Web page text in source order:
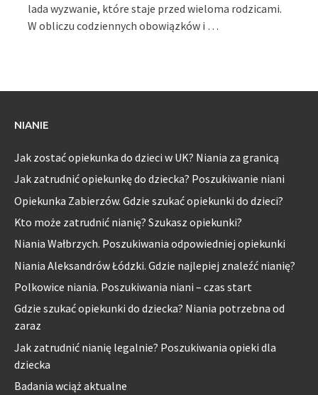
lada wyzwanie, które staje przed wieloma rodzicami.
W obliczu codziennych obowiązków i …
NIANIE
Jak zostać opiekunka do dzieci w UK? Niania za granicą
Jak zatrudnić opiekunkę do dziecka? Poszukiwanie niani
Opiekunka Zabierzów. Gdzie szukać opiekunki do dzieci?
Kto może zatrudnić nianię? Szukasz opiekunki?
Niania Wałbrzych. Poszukiwania odpowiedniej opiekunki
Niania Aleksandrów Łódzki. Gdzie najlepiej znaleźć nianię?
Polkowice niania. Poszukiwania niani – czas start
Gdzie szukać opiekunki do dziecka? Niania potrzebna od
zaraz
Jak zatrudnić nianię legalnie? Poszukiwania opieki dla
dziecka
Badania wciąż aktualne